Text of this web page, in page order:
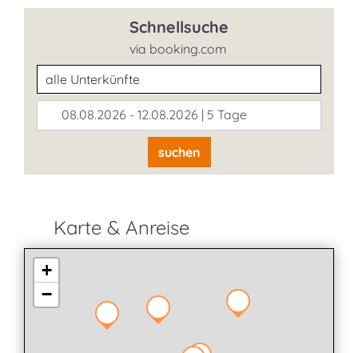
Schnellsuche
via booking.com
Unterkunftsart
08.08.2026 - 12.08.2026 | 5 Tage
suchen
Karte & Anreise
+
−